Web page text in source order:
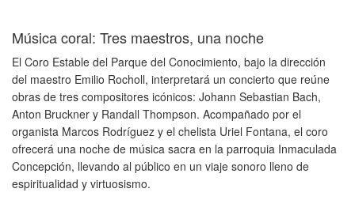
Música coral: Tres maestros, una noche
El Coro Estable del Parque del Conocimiento, bajo la dirección
del maestro Emilio Rocholl, interpretará un concierto que reúne
obras de tres compositores icónicos: Johann Sebastian Bach,
Anton Bruckner y Randall Thompson. Acompañado por el
organista Marcos Rodríguez y el chelista Uriel Fontana, el coro
ofrecerá una noche de música sacra en la parroquia Inmaculada
Concepción, llevando al público en un viaje sonoro lleno de
espiritualidad y virtuosismo.